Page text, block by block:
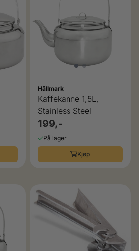
Hällmark
Kaffekanne 1,5L,
Stainless Steel
199,-
På lager
Kjøp